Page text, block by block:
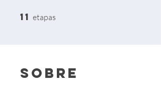
11 etapas
Sobre